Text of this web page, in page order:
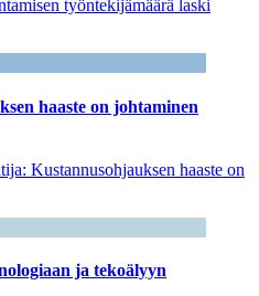
työntekijämäärä laski
haaste on johtaminen
Kustannusohjauksen haaste on
ja tekoälyyn